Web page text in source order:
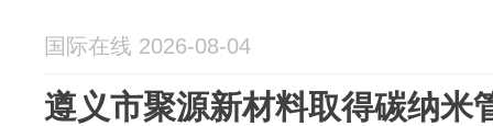
国际在线 2026-08-04
遵义市聚源新材料取得碳纳米